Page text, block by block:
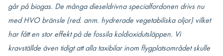
går på biogas. De många dieseldrivna specialfordonen drivs nu
med HVO bränsle (red. anm. hydrerade vegetabiliska oljor) vilket
har fått en stor effekt på de fossila koldioxidutsläppen. Vi
kravställde även tidigt att alla taxibilar inom flygplatsområdet skulle